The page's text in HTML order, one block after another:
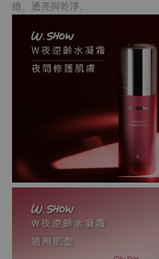
緻、透亮與乾淨。